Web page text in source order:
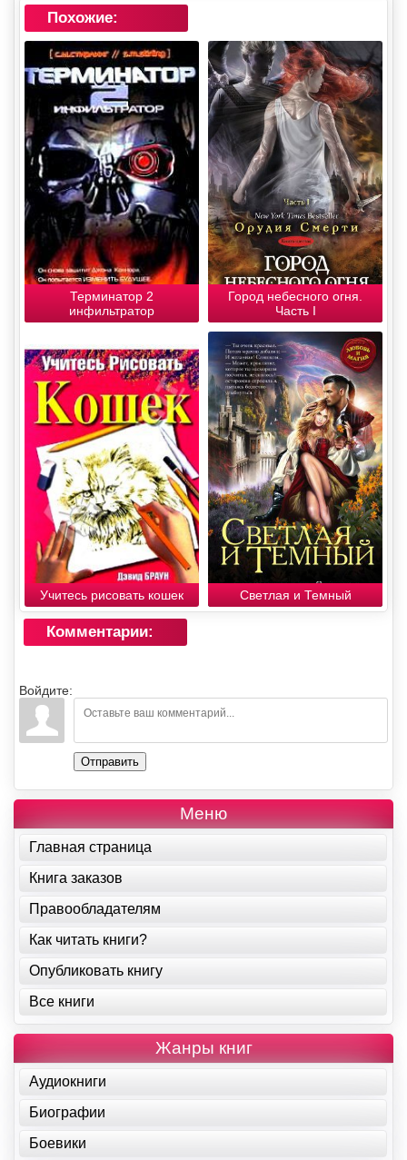
Похожие:
Терминатор 2
инфильтратор
Город небесного огня.
Часть I
Учитесь рисовать кошек Светлая и Темный
Комментарии:
Войдите:
Отправить
Меню
Главная страница
Книга заказов
Правообладателям
Как читать книги?
Опубликовать книгу
Все книги
Жанры книг
Аудиокниги
Биографии
Боевики